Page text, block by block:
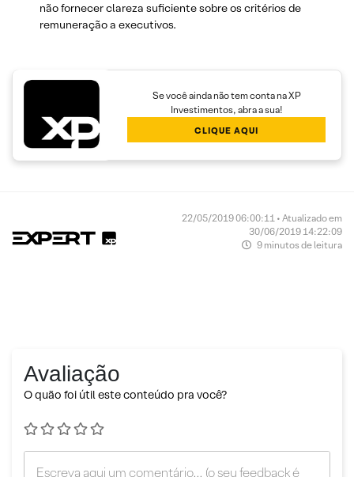
não fornecer clareza suficiente sobre os critérios de
remuneração a executivos.
Se você ainda não tem conta na XP
Investimentos, abra a sua!
CLIQUE AQUI
22/05/2019 06:00:11 • Atualizado em
30/06/2019 14:22:09
9 minutos de leitura
Avaliação
O quão foi útil este conteúdo pra você?